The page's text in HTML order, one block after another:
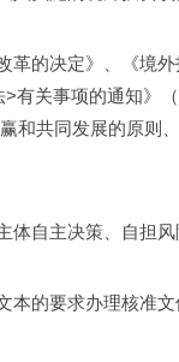
的决定》、《境外
有关事项的通知》
和共同发展的原则
自主决策、自担风
的要求办理核准文